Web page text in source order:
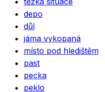
depo
důl
jáma vykopaná
místo pod hledištěm
past
pecka
peklo